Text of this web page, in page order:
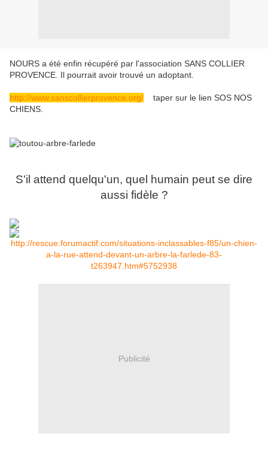
NOURS a été enfin récupéré par l'association SANS COLLIER
PROVENCE. Il pourrait avoir trouvé un adoptant.
http://www.sanscollierprovence.org/ taper sur le lien SOS NOS
CHIENS.
S'il attend quelqu'un, quel humain peut se dire
aussi fidèle ?
http://rescue.forumactif.com/situations-inclassables-f85/un-chien-
a-la-rue-attend-devant-un-arbre-la-farlede-83-
t263947.htm#5752938
Publicité